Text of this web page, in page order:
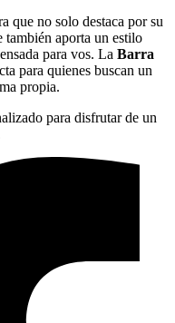
que no solo destaca por su
también aporta un estilo
para vos. La Barra
para quienes buscan un
propia.
para disfrutar de un